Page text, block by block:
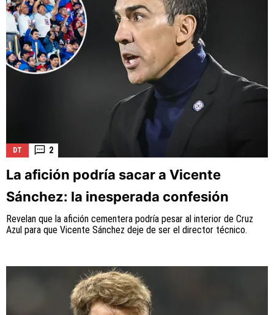
DT 2
La afición podría sacar a Vicente
Sánchez: la inesperada confesión
Revelan que la afición cementera podría pesar al interior de Cruz
Azul para que Vicente Sánchez deje de ser el director técnico.